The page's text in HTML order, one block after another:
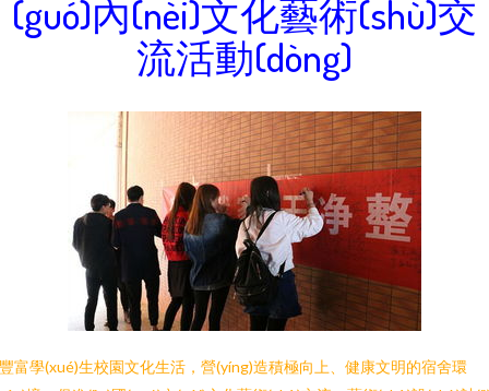
(guó)內(nèi)文化藝術(shù)交
流活動(dòng)
富學(xué)生校園文化生活，營(yíng)造積極向上、健康文明的宿舍環